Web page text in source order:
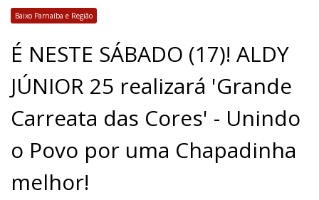
Baixo Parnaíba e Região
É NESTE SÁBADO (17)! ALDY
JÚNIOR 25 realizará 'Grande
Carreata das Cores' - Unindo
o Povo por uma Chapadinha
melhor!